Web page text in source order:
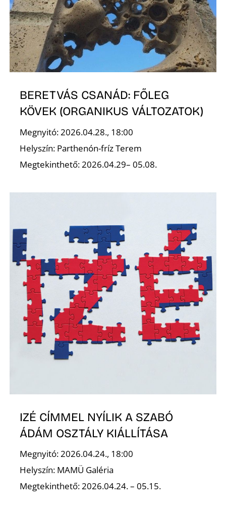
BERETVÁS CSANÁD: FŐLEG
KÖVEK (ORGANIKUS VÁLTOZATOK)
Megnyitó: 2026.04.28., 18:00
Helyszín: Parthenón-fríz Terem
Megtekinthető: 2026.04.29– 05.08.
IZÉ CÍMMEL NYÍLIK A SZABÓ
ÁDÁM OSZTÁLY KIÁLLÍTÁSA
Megnyitó: 2026.04.24., 18:00
Helyszín: MAMÜ Galéria
Megtekinthető: 2026.04.24. – 05.15.